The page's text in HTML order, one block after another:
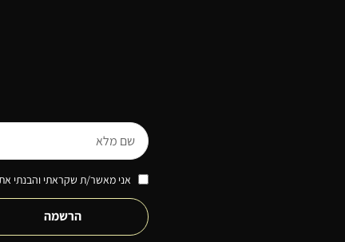
אני מאשר/ת שקראתי והבנתי
הרשמה